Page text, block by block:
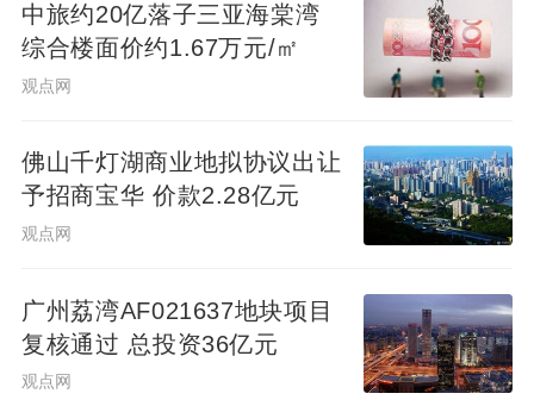
中旅约20亿落子三亚海棠湾
综合楼面价约1.67万元/㎡
观点网
佛山千灯湖商业地拟协议出让
予招商宝华 价款2.28亿元
观点网
广州荔湾AF021637地块项目
复核通过 总投资36亿元
观点网